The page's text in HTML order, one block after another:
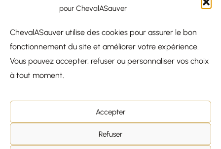
pour ChevalASauver
ChevalASauver utilise des cookies pour assurer le bon
fonctionnement du site et améliorer votre expérience.
Vous pouvez accepter, refuser ou personnaliser vos choix
à tout moment.
Accepter
Refuser
Normandie, France
contact@chevalasauver.com
Communiqué de presse
Chevalasauver.com —